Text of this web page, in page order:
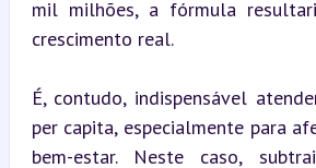
mil milhões, a fórmula
crescimento real.
É, contudo, indispensável
per capita, especialmente para
bem-estar. Neste caso,